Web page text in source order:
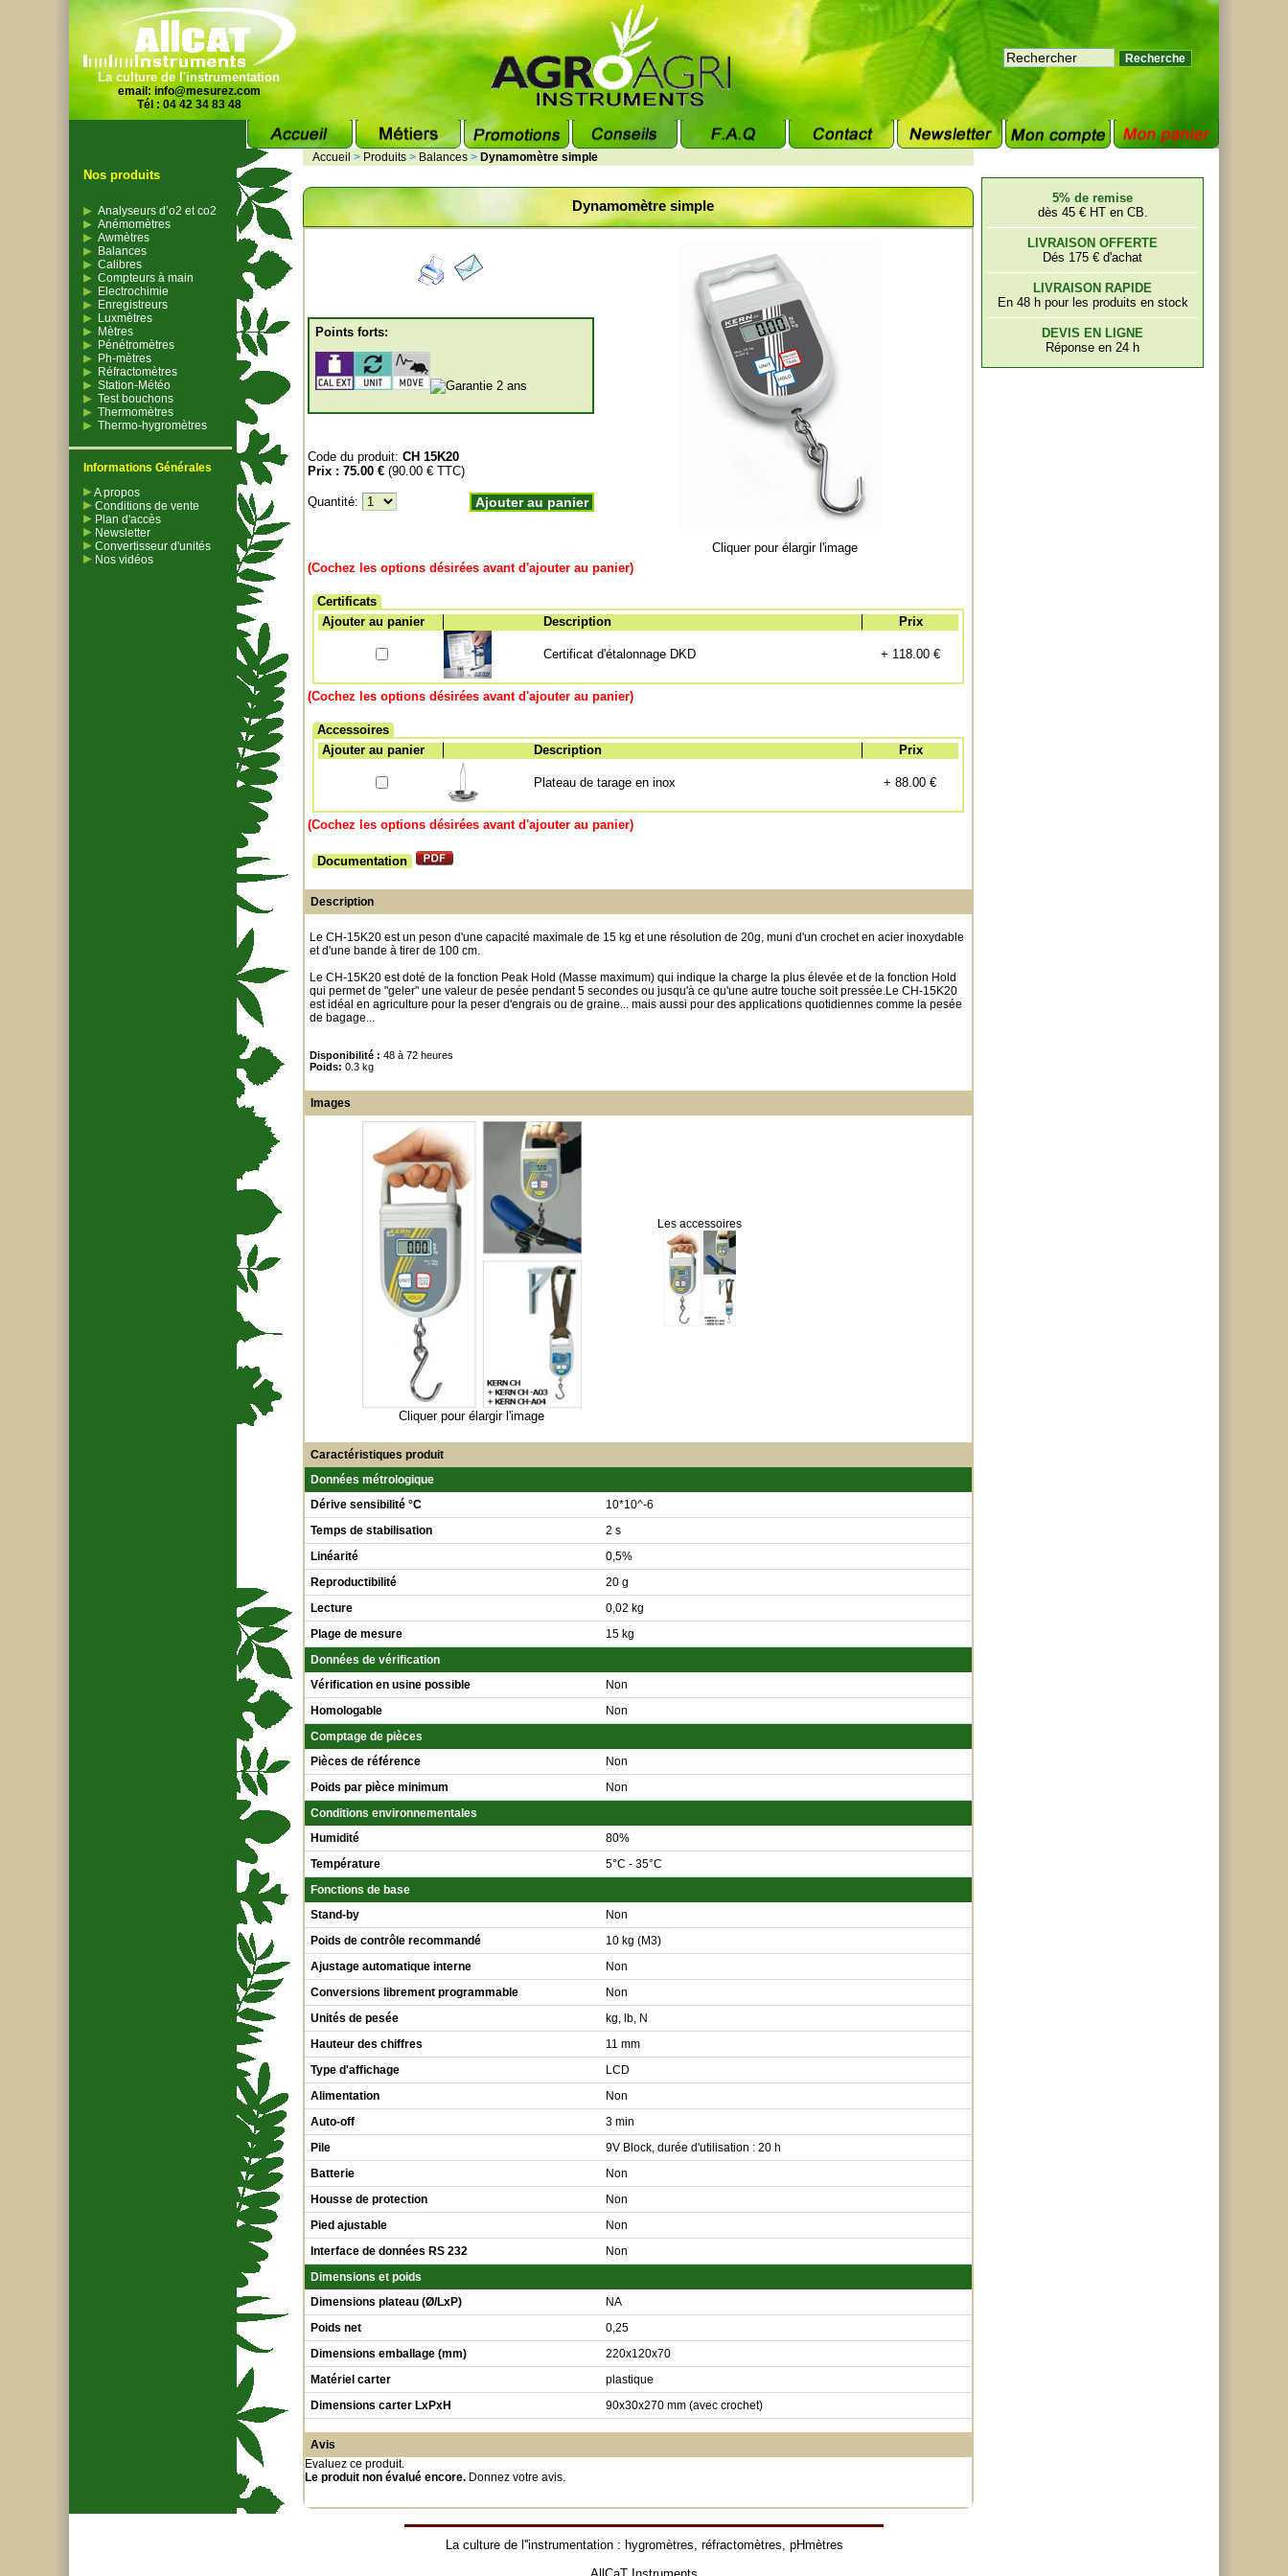
La culture de l'instrumentation
email: info@mesurez.com
Tél : 04 42 34 83 48
Nos produits
Analyseurs d’o2 et co2
Anémomètres
Awmètres
Balances
Calibres
Compteurs à main
Electrochimie
Enregistreurs
Luxmètres
Mètres
Pénétromètres
Ph-mètres
Réfractomètres
Station-Météo
Test bouchons
Thermomètres
Thermo-hygromètres
Informations Générales
A propos
Conditions de vente
Plan d'accès
Newsletter
Convertisseur d'unités
Nos vidéos
Accueil > Produits > Balances > Dynamomètre simple
Dynamomètre simple
Cliquer pour élargir l'image
Points forts:
Code du produit: CH 15K20
Prix : 75.00 € (90.00 € TTC)
Quantité: Ajouter au panier
(Cochez les options désirées avant d'ajouter au panier)
Certificats
Ajouter au panier
Description Prix
Certificat d'étalonnage DKD + 118.00 €
(Cochez les options désirées avant d'ajouter au panier)
Accessoires
Ajouter au panier
Description Prix
Plateau de tarage en inox + 88.00 €
(Cochez les options désirées avant d'ajouter au panier)
Documentation
Description
Le CH-15K20 est un peson d'une capacité maximale de 15 kg et une résolution de 20g, muni d'un crochet en acier inoxydable
et d'une bande à tirer de 100 cm.
Le CH-15K20 est doté de la fonction Peak Hold (Masse maximum) qui indique la charge la plus élevée et de la fonction Hold
qui permet de "geler" une valeur de pesée pendant 5 secondes ou jusqu'à ce qu'une autre touche soit pressée.Le CH-15K20
est idéal en agriculture pour la peser d'engrais ou de graine... mais aussi pour des applications quotidiennes comme la pesée
de bagage...
Disponibilité : 48 à 72 heures
Poids: 0.3 kg
Images
Cliquer pour élargir l'image
Les accessoires
Caractéristiques produit
Données métrologique
Dérive sensibilité °C
10*10^-6
Temps de stabilisation
2 s
Linéarité
0,5%
Reproductibilité
20 g
Lecture
0,02 kg
Plage de mesure
15 kg
Données de vérification
Vérification en usine possible
Non
Homologable
Non
Comptage de pièces
Pièces de référence
Non
Poids par pièce minimum
Non
Conditions environnementales
Humidité
80%
Température
5°C - 35°C
Fonctions de base
Stand-by
Non
Poids de contrôle recommandé
10 kg (M3)
Ajustage automatique interne
Non
Conversions librement programmable
Non
Unités de pesée
kg, lb, N
Hauteur des chiffres
11 mm
Type d'affichage
LCD
Alimentation
Non
Auto-off
3 min
Pile
9V Block, durée d'utilisation : 20 h
Batterie
Non
Housse de protection
Non
Pied ajustable
Non
Interface de données RS 232
Non
Dimensions et poids
Dimensions plateau (Ø/LxP)
NA
Poids net
0,25
Dimensions emballage (mm)
220x120x70
Matériel carter
plastique
Dimensions carter LxPxH
90x30x270 mm (avec crochet)
Avis
Evaluez ce produit.
Le produit non évalué encore. Donnez votre avis.
5% de remise
dès 45 € HT en CB.
LIVRAISON OFFERTE
Dés 175 € d'achat
LIVRAISON RAPIDE
En 48 h pour les produits en stock
DEVIS EN LIGNE
Réponse en 24 h
La culture de l''instrumentation : hygromètres, réfractomètres, pHmètres